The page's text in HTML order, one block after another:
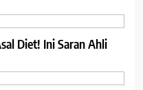
Diet! Ini Saran Ahli